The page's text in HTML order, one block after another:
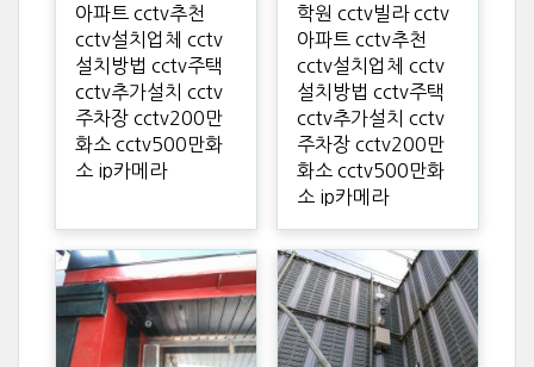
아파트 cctv추천
cctv설치업체 cctv
설치방법 cctv주택
cctv추가설치 cctv
주차장 cctv200만
화소 cctv500만화
소 ip카메라
학원 cctv빌라 cctv
아파트 cctv추천
cctv설치업체 cctv
설치방법 cctv주택
cctv추가설치 cctv
주차장 cctv200만
화소 cctv500만화
소 ip카메라